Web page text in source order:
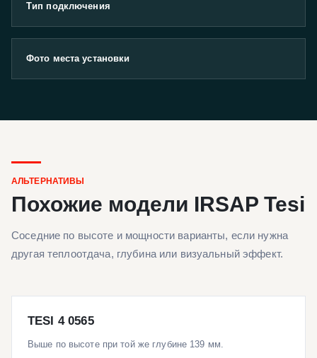
Тип подключения
Фото места установки
АЛЬТЕРНАТИВЫ
Похожие модели IRSAP Tesi
Соседние по высоте и мощности варианты, если нужна
другая теплоотдача, глубина или визуальный эффект.
TESI 4 0565
Выше по высоте при той же глубине 139 мм.